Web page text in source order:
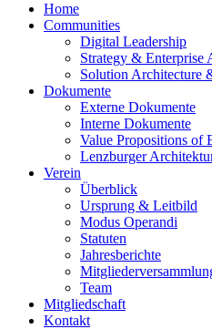
Home
Communities
Digital Leadership
Strategy & Enterprise
Solution Architecture
Dokumente
Externe Dokumente
Interne Dokumente
Value Propositions of
Lenzburger
Verein
Überblick
Ursprung & Leitbild
Modus Operandi
Statuten
Jahresberichte
Team
Mitgliedschaft
Kontakt